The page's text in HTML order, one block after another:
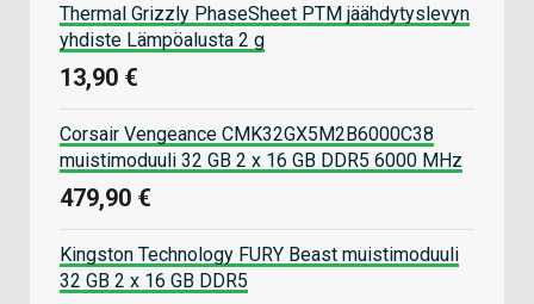
Thermal Grizzly PhaseSheet PTM jäähdytyslevyn
yhdiste Lämpöalusta 2 g
13,90 €
Corsair Vengeance CMK32GX5M2B6000C38
muistimoduuli 32 GB 2 x 16 GB DDR5 6000 MHz
479,90 €
Kingston Technology FURY Beast muistimoduuli
32 GB 2 x 16 GB DDR5